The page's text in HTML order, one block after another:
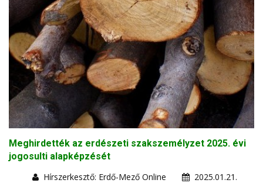
Meghirdették az erdészeti szakszemélyzet 2025. évi
jogosulti alapképzését
Hírszerkesztő: Erdő-Mező Online
2025.01.21.